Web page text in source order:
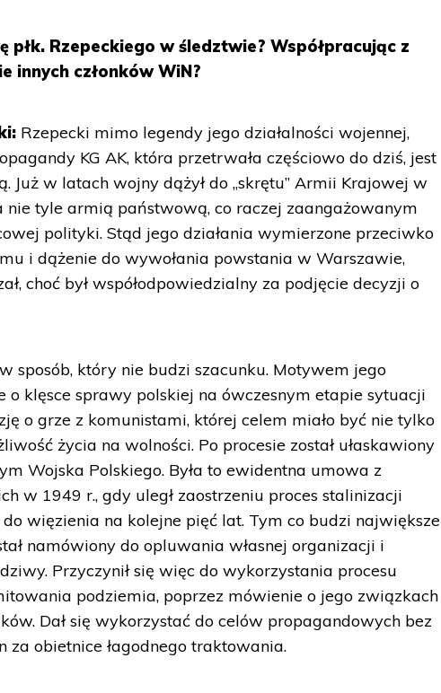
płk. Rzepeckiego w śledztwie? Współpracując z
innych członków WiN?
Rzepecki mimo legendy jego działalności wojennej,
KG AK, która przetrwała częściowo do dziś, jest
Już w latach wojny dążył do „skrętu” Armii Krajowej w
nie tyle armią państwową, co raczej zaangażowanym
polityki. Stąd jego działania wymierzone przeciwko
i dążenie do wywołania powstania w Warszawie,
choć był współodpowiedzialny za podjęcie decyzji o
sposób, który nie budzi szacunku. Motywem jego
o klęsce sprawy polskiej na ówczesnym etapie sytuacji
o grze z komunistami, której celem miało być nie tylko
życia na wolności. Po procesie został ułaskawiony
Wojska Polskiego. Była to ewidentna umowa z
w 1949 r., gdy uległ zaostrzeniu proces stalinizacji
więzienia na kolejne pięć lat. Tym co budzi największe
namówiony do opluwania własnej organizacji i
Przyczynił się więc do wykorzystania procesu
podziemia, poprzez mówienie o jego związkach
Dał się wykorzystać do celów propagandowych bez
za obietnice łagodnego traktowania.